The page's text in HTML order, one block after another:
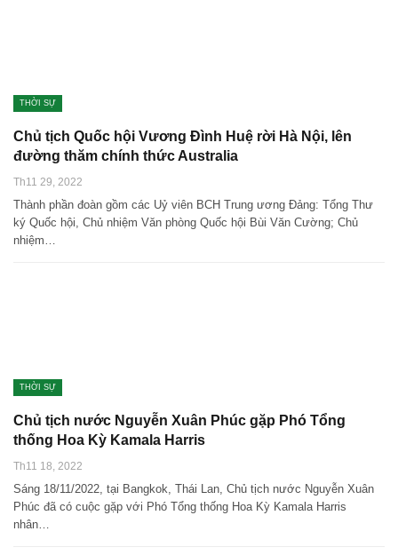
THỜI SỰ
Chủ tịch Quốc hội Vương Đình Huệ rời Hà Nội, lên
đường thăm chính thức Australia
Th11 29, 2022
Thành phần đoàn gồm các Uỷ viên BCH Trung ương Đảng: Tổng Thư
ký Quốc hội, Chủ nhiệm Văn phòng Quốc hội Bùi Văn Cường; Chủ
nhiệm…
THỜI SỰ
Chủ tịch nước Nguyễn Xuân Phúc gặp Phó Tổng
thống Hoa Kỳ Kamala Harris
Th11 18, 2022
Sáng 18/11/2022, tại Bangkok, Thái Lan, Chủ tịch nước Nguyễn Xuân
Phúc đã có cuộc gặp với Phó Tổng thống Hoa Kỳ Kamala Harris
nhân…